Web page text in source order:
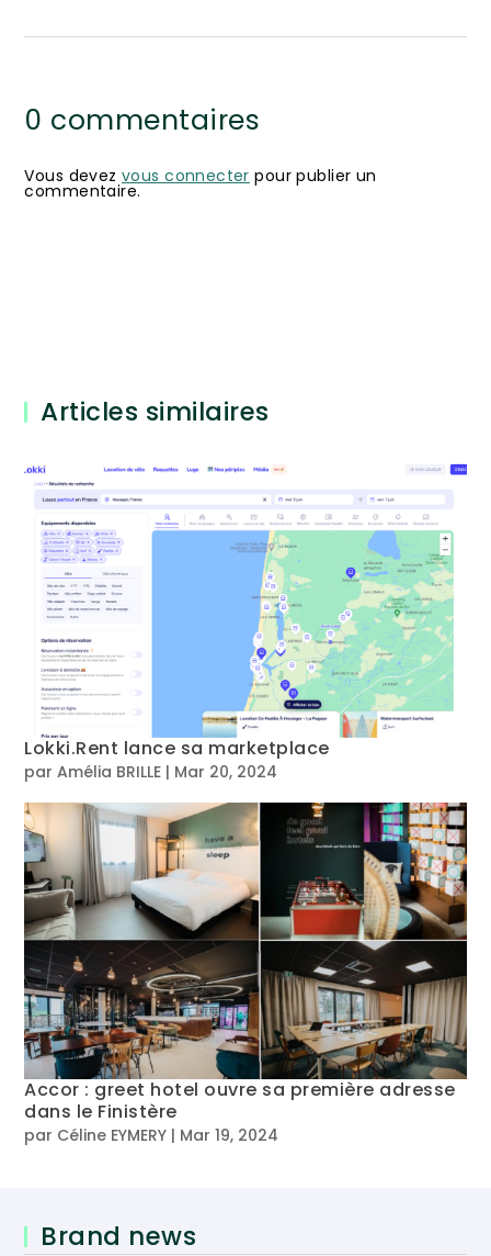
0 commentaires
Vous devezvous connecter pour publier un
commentaire.
Articles similaires
Lokki.Rent lance sa marketplace
parAmélia BRILLE | Mar 20, 2024
Accor : greet hotel ouvre sa première adresse
dans le Finistère
par Céline EYMERY | Mar 19, 2024
Brand news